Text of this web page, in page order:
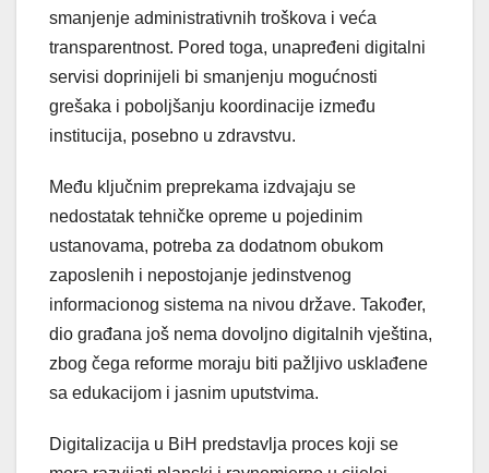
smanjenje administrativnih troškova i veća
transparentnost. Pored toga, unapređeni digitalni
servisi doprinijeli bi smanjenju mogućnosti
grešaka i poboljšanju koordinacije između
institucija, posebno u zdravstvu.
Među ključnim preprekama izdvajaju se
nedostatak tehničke opreme u pojedinim
ustanovama, potreba za dodatnom obukom
zaposlenih i nepostojanje jedinstvenog
informacionog sistema na nivou države. Također,
dio građana još nema dovoljno digitalnih vještina,
zbog čega reforme moraju biti pažljivo usklađene
sa edukacijom i jasnim uputstvima.
Digitalizacija u BiH predstavlja proces koji se